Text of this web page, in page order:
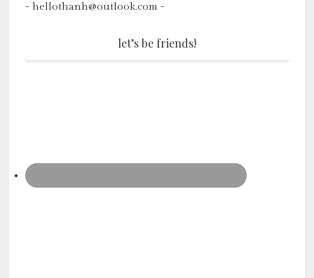
- hellothanh@outlook.com -
let’s be friends!